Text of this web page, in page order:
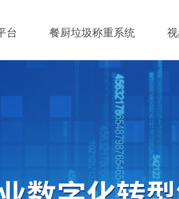
台 餐厨垃圾称重系统